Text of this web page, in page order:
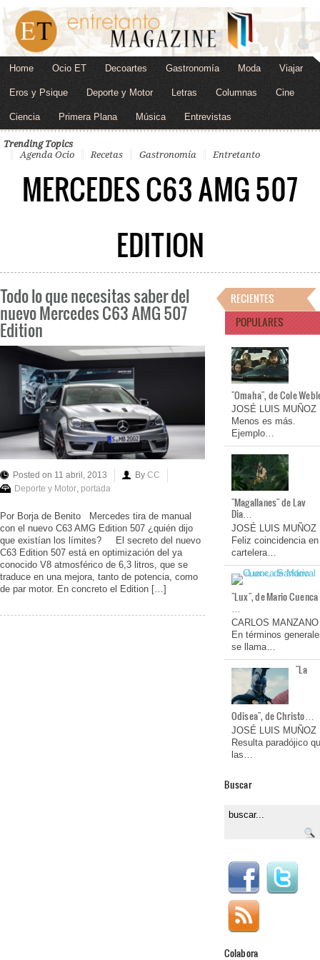
Home Ocio ET Decoartes Gastronomía Moda Viajar
Eros y Psique Deporte y Motor Letras Columnas Cine
Ciencia Primera Plana Música Entrevistas
Trending Topics
Agenda Ocio
Recetas Gastronomía Entretanto
MERCEDES C63 AMG 507
EDITION
Todo lo que necesitas saber del
nuevo Mercedes C63 AMG 507
Edition
Posted on 11 abril, 2013 By CC
Deporte y Motor, portada
Por Borja de Benito Mercedes tira de manual
con el nuevo C63 AMG Edition 507 ¿quién dijo
que existían los límites? El secreto del nuevo
C63 Edition 507 está en optimización del ya
conocido V8 atmosférico de 6,3 litros, que se
traduce en una mejora, tanto de potencia, como
de par motor. En concreto el Edition […]
RECIENTES
POPULARES
"Omaha", de Cole
JOSÉ LUIS MUÑOZ
Menos es más.
Ejemplo…
"Magallanes" de Lav
Dia…
JOSÉ LUIS MUÑOZ
Feliz coincidencia en
cartelera…
"Lux", de Mario Cuenca
…
CARLOS MANZANO
En términos
se llama…
"La
Odisea", de Christo…
JOSÉ LUIS MUÑOZ
Resulta paradójico
las…
Buscar
Colabora